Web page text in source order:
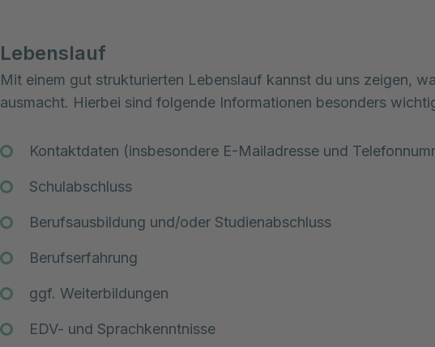
Lebenslauf
Mit einem gut strukturierten Lebenslauf kannst du uns zeigen,
ausmacht. Hierbei sind folgende Informationen besonders
Kontaktdaten (insbesondere E-Mailadresse und
Schulabschluss
Berufsausbildung und/oder Studienabschluss
Berufserfahrung
ggf. Weiterbildungen
EDV- und Sprachkenntnisse